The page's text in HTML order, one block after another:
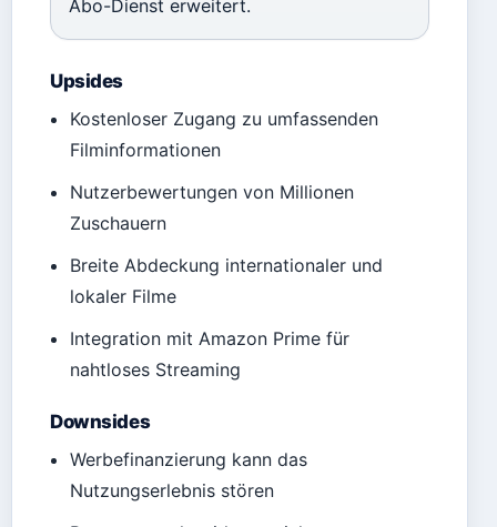
Abo-Dienst erweitert.
Upsides
Kostenloser Zugang zu umfassenden
Filminformationen
Nutzerbewertungen von Millionen
Zuschauern
Breite Abdeckung internationaler und
lokaler Filme
Integration mit Amazon Prime für
nahtloses Streaming
Downsides
Werbefinanzierung kann das
Nutzungserlebnis stören